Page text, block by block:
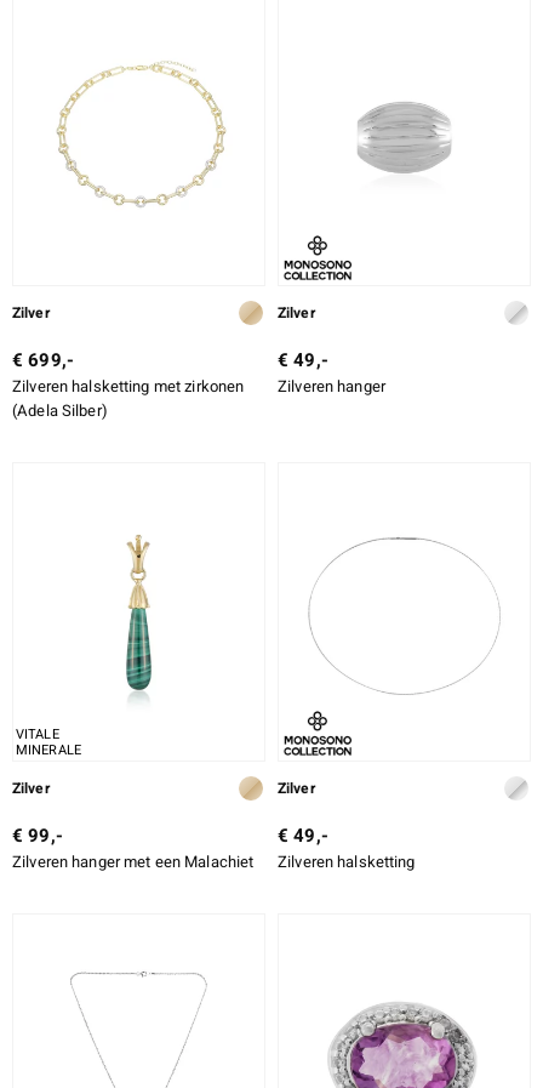
Zilver
€ 699,-
Zilveren halsketting met zirkonen
(Adela Silber)
Zilver
€ 49,-
Zilveren hanger
VITALE
MINERALE
Zilver
€ 99,-
Zilveren hanger met een Malachiet
Zilver
€ 49,-
Zilveren halsketting